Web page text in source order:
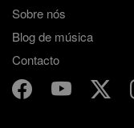
Sobre nós
Blog de música
Contacto